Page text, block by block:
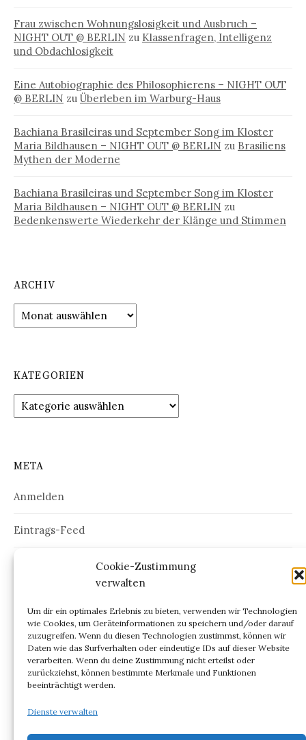
Cookie-Zustimmung
verwalten
Um dir ein optimales Erlebnis zu bieten, verwenden wir Technologien
wie Cookies, um Geräteinformationen zu speichern und/oder darauf
zuzugreifen. Wenn du diesen Technologien zustimmst, können wir
Daten wie das Surfverhalten oder eindeutige IDs auf dieser Website
verarbeiten. Wenn du deine Zustimmung nicht erteilst oder
zurückziehst, können bestimmte Merkmale und Funktionen
beeinträchtigt werden.
Dienste verwalten
Frau zwischen Wohnungslosigkeit und Ausbruch –
NIGHT OUT @ BERLIN zu Klassenfragen, Intelligenz
und Obdachlosigkeit
Eine Autobiographie des Philosophierens – NIGHT OUT
@ BERLIN zu Überleben im Warburg-Haus
Bachiana Brasileiras und September Song im Kloster
Maria Bildhausen – NIGHT OUT @ BERLIN zu Brasiliens
Mythen der Moderne
Bachiana Brasileiras und September Song im Kloster
Maria Bildhausen – NIGHT OUT @ BERLIN zu
Bedenkenswerte Wiederkehr der Klänge und Stimmen
ARCHIV
Archiv
KATEGORIEN
Kategorien
META
Anmelden
Eintrags-Feed
Kommentar-Feed
ARCHIV
Archiv